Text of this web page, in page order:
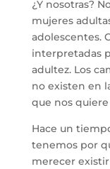
¿Y nosotras?
mujeres
adolescentes.
interpretadas
adultez. Los
no existen en
que nos
Hace un
tenemos por
merecer